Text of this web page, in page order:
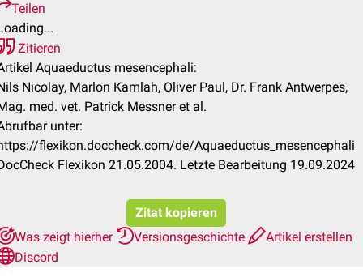
Teilen
Zitieren
Aquaeductus mesencephali:
Nicolay, Marlon Kamlah, Oliver Paul, Dr. Frank Antwerpes,
med. vet. Patrick Messner et al.
unter:
flexikon.doccheck.com/de/Aquaeductus_mesencephali
Flexikon 21.05.2004. Letzte Bearbeitung 19.09.2024
Zitat kopieren
Was zeigt hierher
Versionsgeschichte
Artikel erstellen
Discord